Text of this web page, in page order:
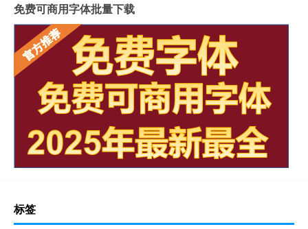
免费可商用字体批量下载
标签